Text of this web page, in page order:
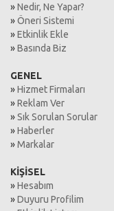
»Nedir, Ne Yapar?
»Öneri Sistemi
»Etkinlik Ekle
»Basında Biz
GENEL
»Hizmet Firmaları
»Reklam Ver
»Sık Sorulan Sorular
»Haberler
»Markalar
KİŞİSEL
»Hesabım
»Duyuru Profilim